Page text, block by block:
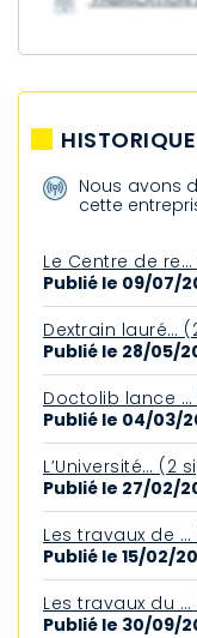
Nous avons
cette
Le Centre de
Publié le 09/07/
Dextrain lauré…
Publié le 28/05/
Doctolib lance
Publié le 04/03/
L’Université… (2
Publié le 27/02/
Les travaux de
Publié le 15/02/
Les travaux du
Publié le 30/09/